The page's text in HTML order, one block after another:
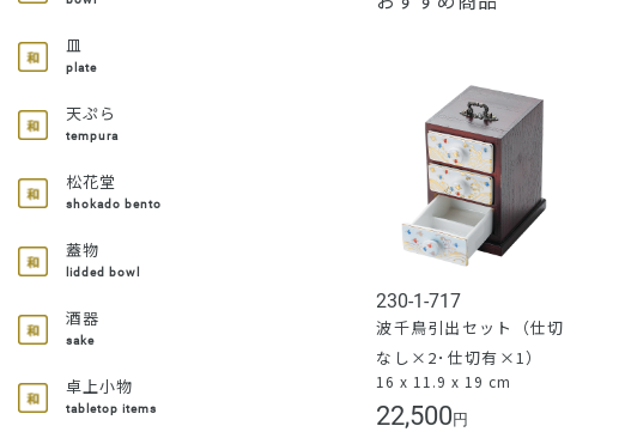
皿
plate
天ぷら
tempura
松花堂
shokado bento
蓋物
lidded bowl
酒器
sake
卓上小物
tabletop items
230-1-717
波千鳥引出セット（仕切
なし×2･仕切有×1）
16 x 11.9 x 19 cm
22,500 円